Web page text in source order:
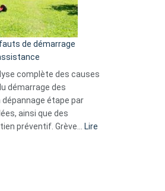
de démarrage
complète des causes
démarrage des
étape par
ainsi que des
préventif. Grève…
Lire